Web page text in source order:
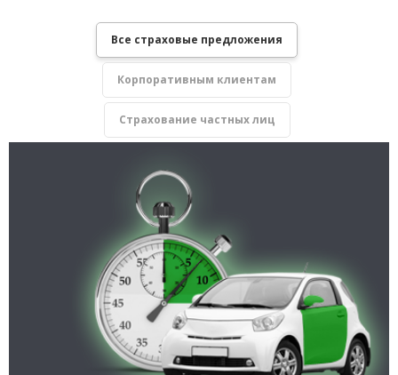
Все страховые предложения
Корпоративным клиентам
Страхование частных лиц